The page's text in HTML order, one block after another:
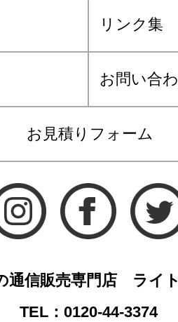
リンク集
お問い合
お見積りフォーム
通信販売専門店 ライ
TEL：0120-44-3374